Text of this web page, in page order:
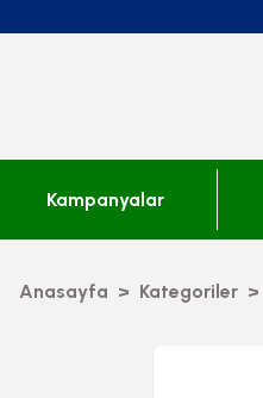
Kampanyalar
Anasayfa Kategoriler